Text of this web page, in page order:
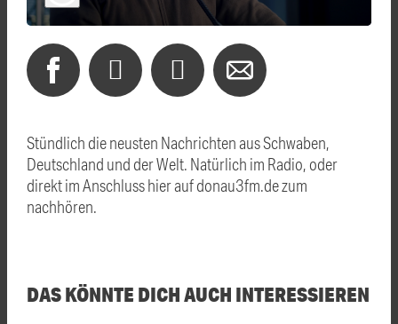
Stündlich die neusten Nachrichten aus Schwaben,
Deutschland und der Welt. Natürlich im Radio, oder
direkt im Anschluss hier auf donau3fm.de zum
nachhören.
DAS KÖNNTE DICH AUCH INTERESSIEREN